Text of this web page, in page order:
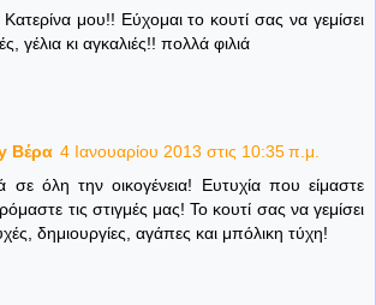
μου!! Εύχομαι το κουτί σας να γεμίσει
γέλια κι αγκαλιές!! πολλά φιλιά
Βέρα 4 Ιανουαρίου 2013 στις 10:35 π.μ.
σε όλη την οικογένεια! Ευτυχία που είμαστε
τις στιγμές μας! Το κουτί σας να γεμίσει
δημιουργίες, αγάπες και μπόλικη τύχη!